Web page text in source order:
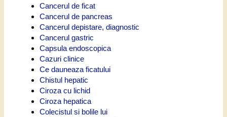
Cancerul de ficat
Cancerul de pancreas
Cancerul depistare, diagnostic
Cancerul gastric
Capsula endoscopica
Cazuri clinice
Ce dauneaza ficatului
Chistul hepatic
Ciroza cu lichid
Ciroza hepatica
Colecistul si bolile lui